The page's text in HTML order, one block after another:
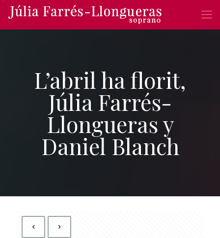
L’abril ha florit,
Júlia Farrés-
Llongueras y
Daniel Blanch